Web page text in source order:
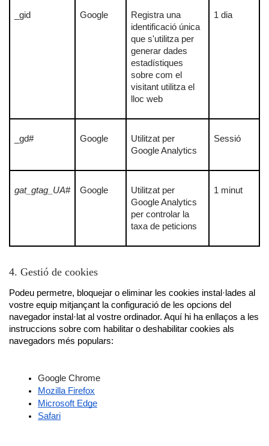
_gid Google
Registra una
identificació única
que s'utilitza per
generar dades
estadístiques
sobre com el
visitant utilitza el
lloc web
1 dia
_gd# Google
Utilitzat per
Google Analytics
Sessió
gat_gtag_UA# Google
Utilitzat per
Google Analytics
per controlar la
taxa de peticions
1 minut
4. Gestió de cookies
Podeu permetre, bloquejar o eliminar les cookies instal·lades al
vostre equip mitjançant la configuració de les opcions del
navegador instal·lat al vostre ordinador. Aquí hi ha enllaços a les
instruccions sobre com habilitar o deshabilitar cookies als
navegadors més populars:
Google Chrome
Mozilla Firefox
Microsoft Edge
Safari